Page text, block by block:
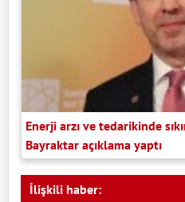
Enerji arzı ve tedarikinde
Bayraktar açıklama yaptı
İlişkili haber: